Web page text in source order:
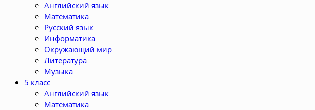
Английский язык
Математика
Русский язык
Информатика
Окружающий мир
Литература
Музыка
5 класс
Английский язык
Математика